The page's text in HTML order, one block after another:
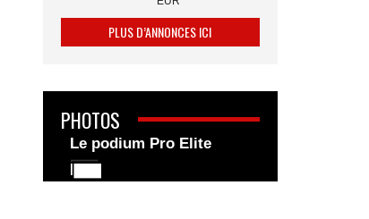
PLUS D’ANNONCES ICI
PHOTOS
Le podium Pro Elite